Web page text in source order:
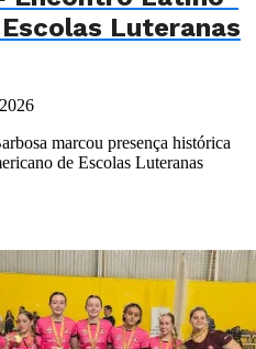
Luteranas
marcou presença histórica
de Escolas Luteranas